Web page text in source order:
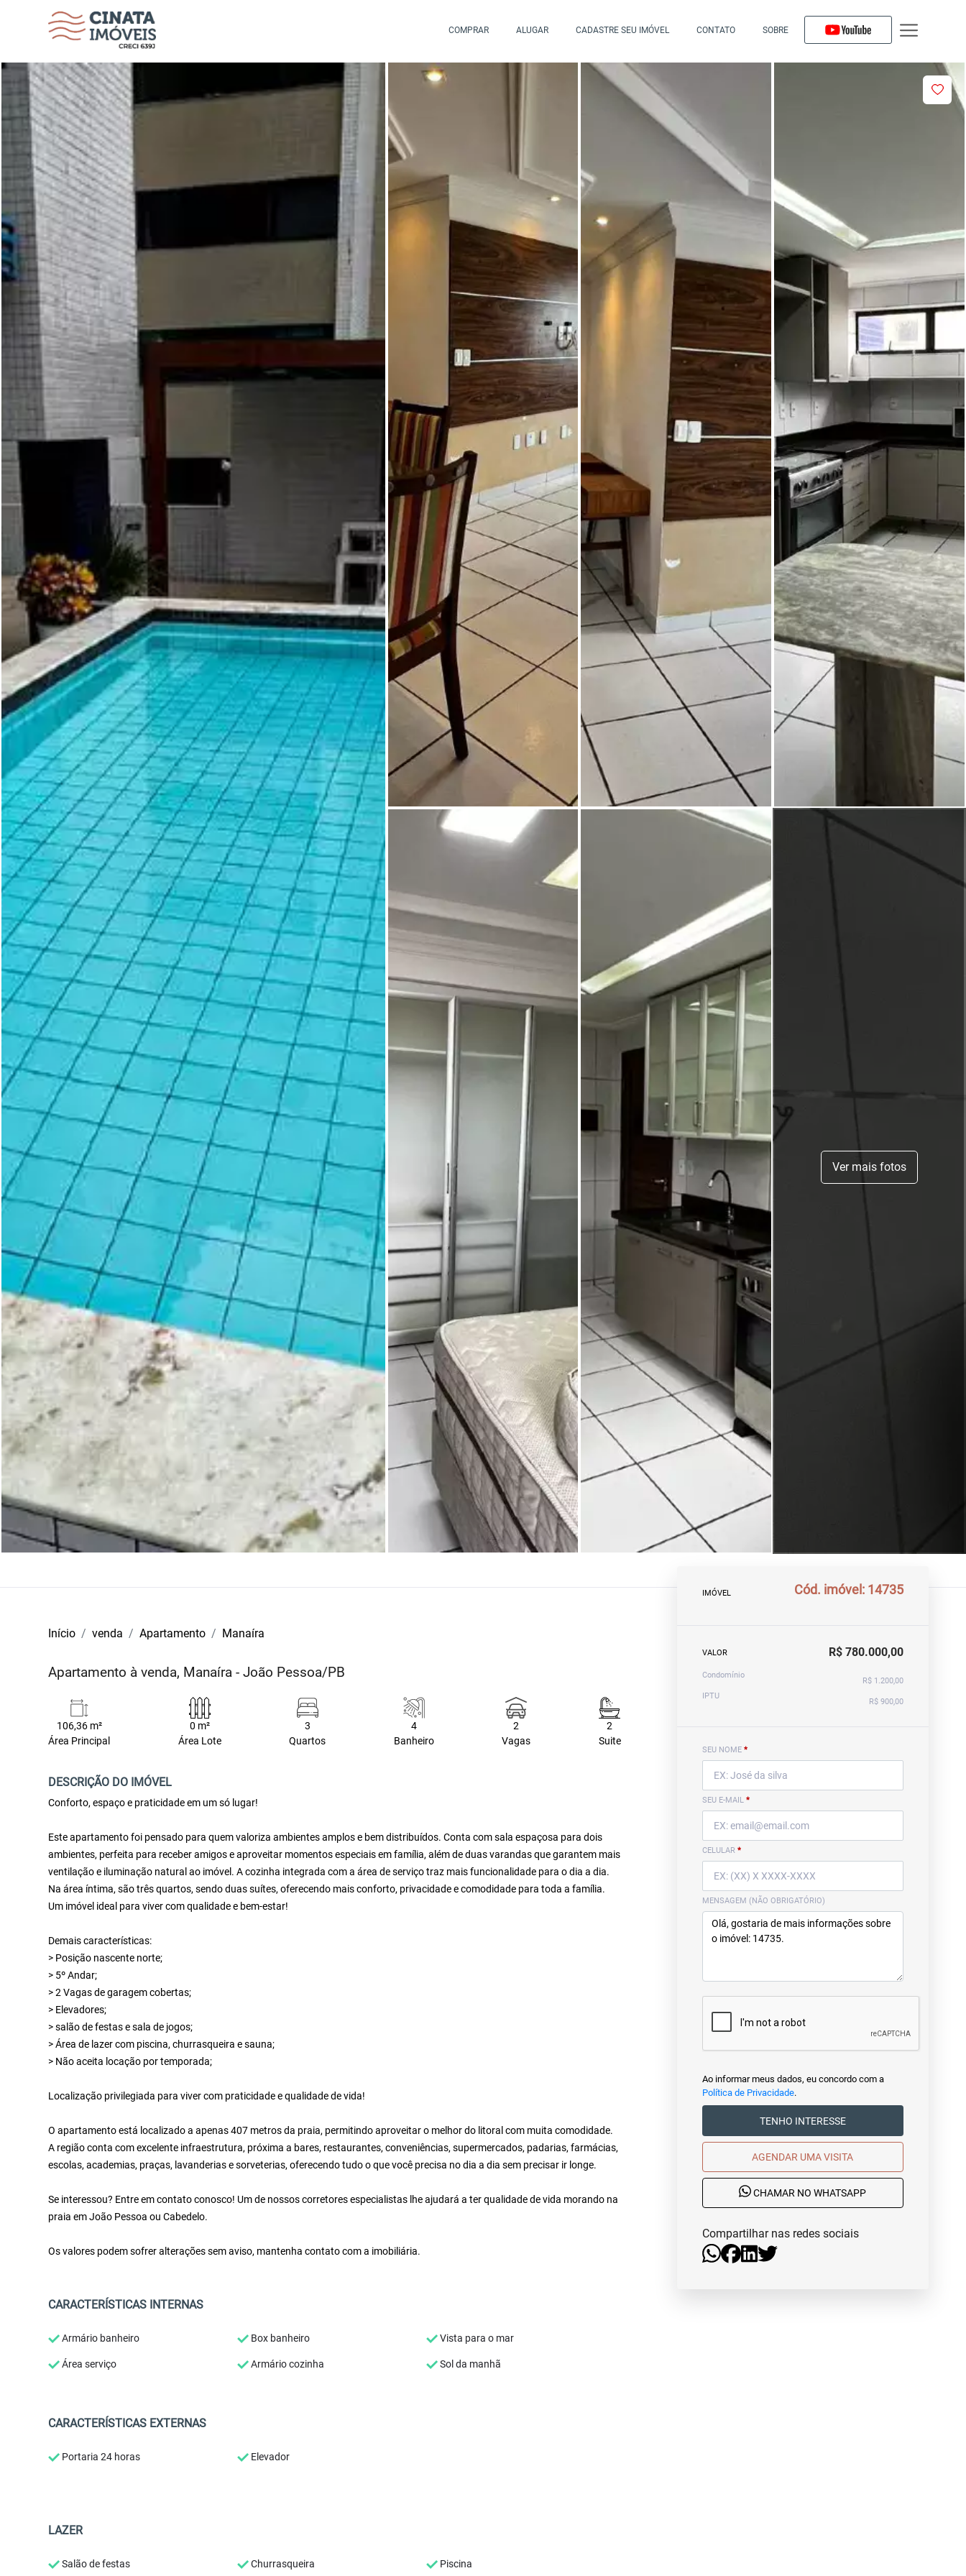
COMPRAR ALUGAR CADASTRE SEU IMÓVEL CONTATO SOBRE
Ver mais fotos
Início venda Apartamento Manaíra
Apartamento à venda, Manaíra - João Pessoa/PB
106,36 m²
Área Principal
0 m²
Área Lote
3
Quartos
4
Banheiro
2
Vagas
2
Suite
DESCRIÇÃO DO IMÓVEL
Conforto, espaço e praticidade em um só lugar!
Este apartamento foi pensado para quem valoriza ambientes amplos e bem distribuídos. Conta com sala espaçosa para dois
ambientes, perfeita para receber amigos e aproveitar momentos especiais em família, além de duas varandas que garantem mais
ventilação e iluminação natural ao imóvel. A cozinha integrada com a área de serviço traz mais funcionalidade para o dia a dia.
Na área íntima, são três quartos, sendo duas suítes, oferecendo mais conforto, privacidade e comodidade para toda a família.
Um imóvel ideal para viver com qualidade e bem-estar!
Demais características:
> Posição nascente norte;
> 5º Andar;
> 2 Vagas de garagem cobertas;
> Elevadores;
> salão de festas e sala de jogos;
> Área de lazer com piscina, churrasqueira e sauna;
> Não aceita locação por temporada;
Localização privilegiada para viver com praticidade e qualidade de vida!
O apartamento está localizado a apenas 407 metros da praia, permitindo aproveitar o melhor do litoral com muita comodidade.
A região conta com excelente infraestrutura, próxima a bares, restaurantes, conveniências, supermercados, padarias, farmácias,
escolas, academias, praças, lavanderias e sorveterias, oferecendo tudo o que você precisa no dia a dia sem precisar ir longe.
Se interessou? Entre em contato conosco! Um de nossos corretores especialistas lhe ajudará a ter qualidade de vida morando na
praia em João Pessoa ou Cabedelo.
Os valores podem sofrer alterações sem aviso, mantenha contato com a imobiliária.
CARACTERÍSTICAS INTERNAS
Armário banheiro Box banheiro Vista para o mar
Área serviço Armário cozinha Sol da manhã
CARACTERÍSTICAS EXTERNAS
Portaria 24 horas Elevador
LAZER
Salão de festas Churrasqueira Piscina
IMÓVEL Cód. imóvel: 14735
VALOR R$ 780.000,00
Condomínio
R$ 1.200,00
IPTU
R$ 900,00
SEU NOME *
SEU E-MAIL *
CELULAR *
MENSAGEM (NÃO OBRIGATÓRIO)
Ao informar meus dados, eu concordo com a
Política de Privacidade.
TENHO INTERESSE
AGENDAR UMA VISITA
CHAMAR NO WHATSAPP
Compartilhar nas redes sociais